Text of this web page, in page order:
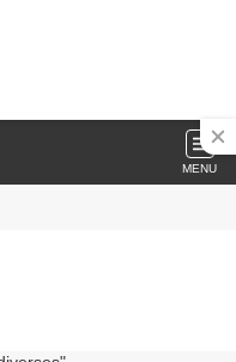
MENU